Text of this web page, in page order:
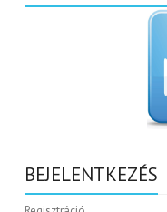
BEJELENTKEZÉS